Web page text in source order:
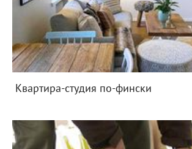
Квартира-студия по-фински